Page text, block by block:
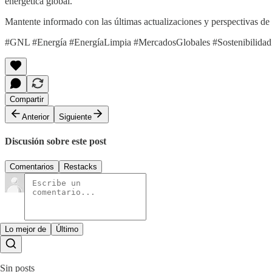
Mantente informado con las últimas actualizaciones y perspectivas
#GNL #Energía #EnergíaLimpia #MercadosGlobales
Compartir
Anterior
Siguiente
Discusión sobre este post
Comentarios Restacks
Lo mejor de Último
Sin posts